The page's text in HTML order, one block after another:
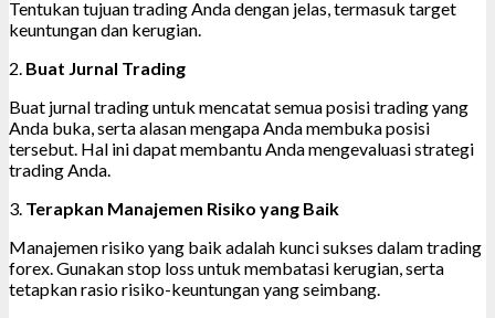
Tentukan tujuan trading Anda dengan jelas, termasuk target
keuntungan dan kerugian.
2. Buat Jurnal Trading
Buat jurnal trading untuk mencatat semua posisi trading yang
Anda buka, serta alasan mengapa Anda membuka posisi
tersebut. Hal ini dapat membantu Anda mengevaluasi strategi
trading Anda.
3. Terapkan Manajemen Risiko yang Baik
Manajemen risiko yang baik adalah kunci sukses dalam trading
forex. Gunakan stop loss untuk membatasi kerugian, serta
tetapkan rasio risiko-keuntungan yang seimbang.